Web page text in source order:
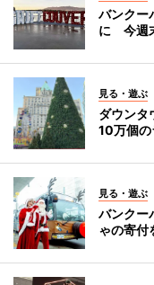
バンクー
に 今週
見る・遊ぶ
ダウン
10万個の
見る・遊ぶ
バンクー
ゃの寄付